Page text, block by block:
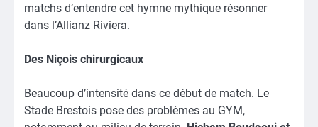
matchs d’entendre cet hymne mythique résonner
dans l’Allianz Riviera.
Des Niçois chirurgicaux
Beaucoup d’intensité dans ce début de match. Le
Stade Brestois pose des problèmes au GYM,